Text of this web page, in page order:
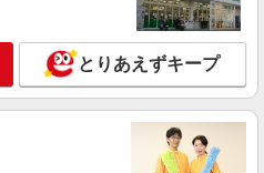
○。・゜+゜・。○。・゜+゜
詳細を見る
ッフ【au】
円〜 ※残業手当別途支給 ※研修期
1550円〜 ★交通費別途支給（規定
とりあえずキープ